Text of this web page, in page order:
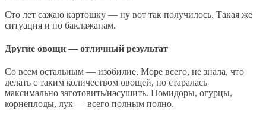
Сто лет сажаю картошку — ну вот так получилось. Такая же
ситуация и по баклажанам.
Другие овощи — отличный результат
Со всем остальным — изобилие. Море всего, не знала, что
делать с таким количеством овощей, но старалась
максимально заготовить/насушить. Помидоры, огурцы,
корнеплоды, лук — всего полным полно.